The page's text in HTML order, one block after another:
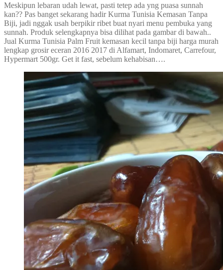
Meskipun lebaran udah lewat, pasti tetep ada yng puasa sunnah
kan?? Pas banget sekarang hadir Kurma Tunisia Kemasan Tanpa
Biji, jadi nggak usah berpikir ribet buat nyari menu pembuka yang
sunnah. Produk selengkapnya bisa dilihat pada gambar di bawah..
Jual Kurma Tunisia Palm Fruit kemasan kecil tanpa biji harga murah
lengkap grosir eceran 2016 2017 di Alfamart, Indomaret, Carrefour,
Hypermart 500gr. Get it fast, sebelum kehabisan….